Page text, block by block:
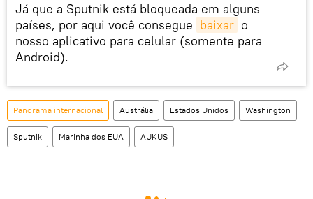
Já que a Sputnik está bloqueada em alguns
países, por aqui você consegue baixar o
nosso aplicativo para celular (somente para
Android).
Panorama internacional Austrália Estados Unidos Washington
Sputnik Marinha dos EUA AUKUS